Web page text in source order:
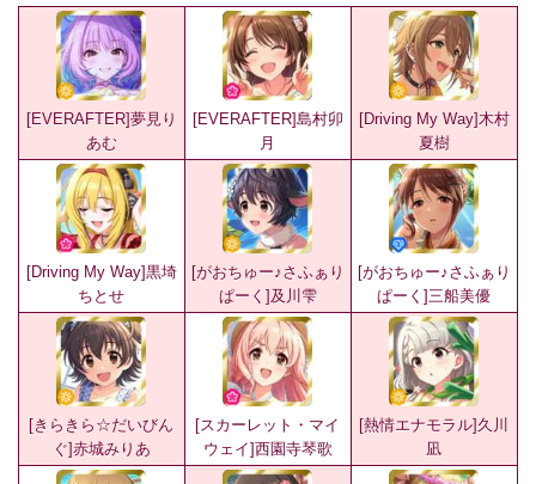
[EVERAFTER]夢見り
あむ
[EVERAFTER]島村卯
月
[Driving My Way]木村
夏樹
[Driving My Way]黒埼
ちとせ
[がおちゅー♪さふぁり
ぱーく]及川雫
[がおちゅー♪さふぁり
ぱーく]三船美優
[きらきら☆だいびん
ぐ]赤城みりあ
[スカーレット・マイ
ウェイ]西園寺琴歌
[熱情エナモラル]久川
凪